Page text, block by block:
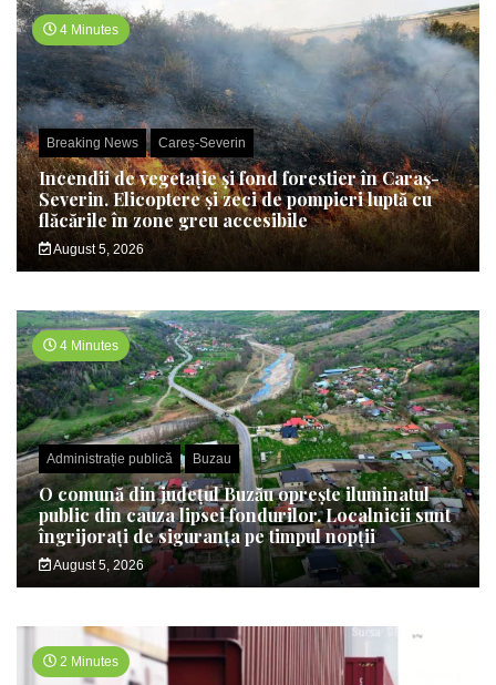
4 Minutes
Breaking News Careș-Severin
Incendii de vegetație și fond forestier în Caraș-
Severin. Elicoptere și zeci de pompieri luptă cu
flăcările în zone greu accesibile
August 5, 2026
4 Minutes
Administrație publică Buzau
O comună din județul Buzău oprește iluminatul
public din cauza lipsei fondurilor. Localnicii sunt
îngrijorați de siguranța pe timpul nopții
August 5, 2026
2 Minutes